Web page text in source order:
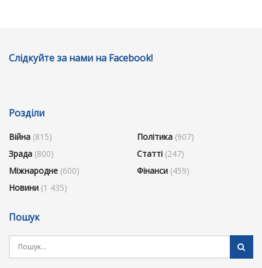
Слідкуйте за нами на Facebook!
Розділи
Війна (815)
Зрада (800)
Міжнародне (600)
Новини (1 435)
Політика (907)
Статті (247)
Фінанси (459)
Пошук